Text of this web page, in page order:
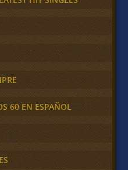
60 EN ESPAÑOL